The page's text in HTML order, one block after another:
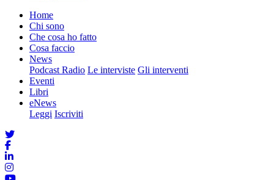
Home
Chi sono
Che cosa ho fatto
Cosa faccio
News
Podcast Radio Le interviste Gli interventi
Eventi
Libri
eNews
Leggi Iscriviti